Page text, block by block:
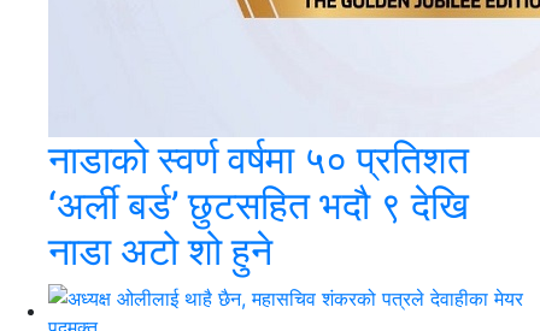
नाडाको स्वर्ण वर्षमा ५० प्रतिशत
‘अर्ली बर्ड’ छुटसहित भदौ ९ देखि
नाडा अटो शो हुने